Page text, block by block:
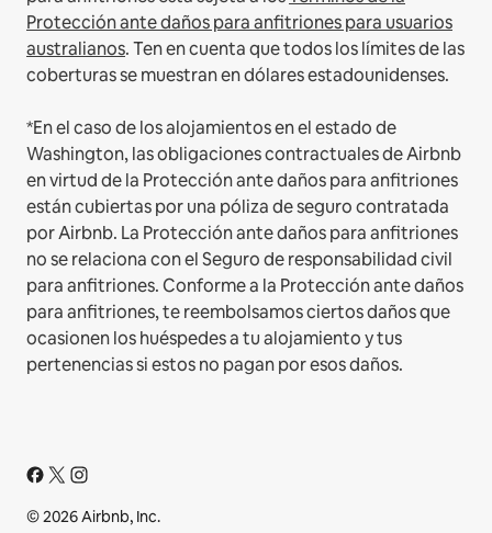
Protección ante daños para anfitriones para usuarios
australianos. Ten en cuenta que todos los límites de las
coberturas se muestran en dólares estadounidenses.
*En el caso de los alojamientos en el estado de
Washington, las obligaciones contractuales de Airbnb
en virtud de la Protección ante daños para anfitriones
están cubiertas por una póliza de seguro contratada
por Airbnb. La Protección ante daños para anfitriones
no se relaciona con el Seguro de responsabilidad civil
para anfitriones. Conforme a la Protección ante daños
para anfitriones, te reembolsamos ciertos daños que
ocasionen los huéspedes a tu alojamiento y tus
pertenencias si estos no pagan por esos daños.
© 2026 Airbnb, Inc.